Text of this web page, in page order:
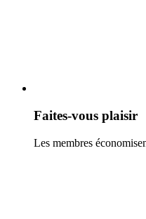
Faites-vous plaisir
Les membres